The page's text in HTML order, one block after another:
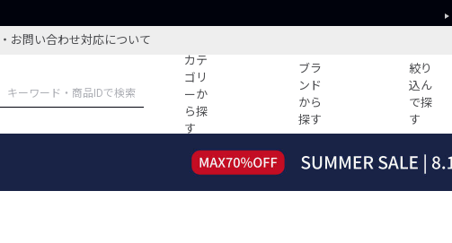
お問い合わせ対応について
カテ
ゴリ
ーか
ら探
す
ブラ
ンド
から
探す
絞り
込ん
で探
す
すべての記事